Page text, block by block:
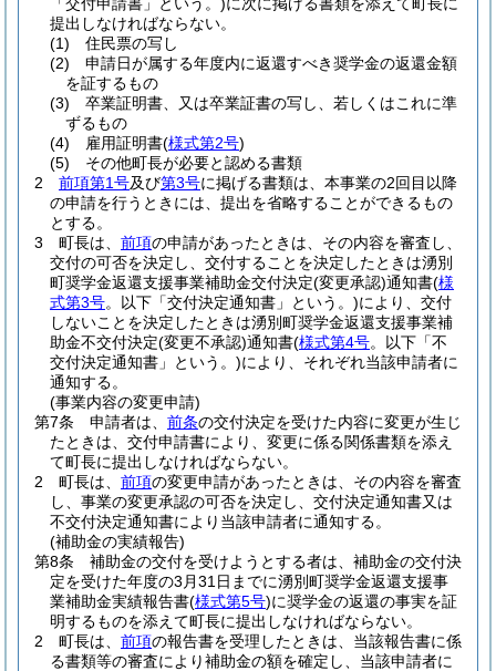
提出しなければならない。
(1)
住民票の写し
(2)
申請日が属する年度内に返還すべき奨学金の返還金額
を証するもの
(3)
卒業証明書、又は卒業証書の写し、若しくはこれに準
ずるもの
(4)
雇用証明書(様式第2号)
(5)
その他町長が必要と認める書類
2
前項第1号及び第3号に掲げる書類は、本事業の2回目以降
の申請を行うときには、提出を省略することができるもの
とする。
3
町長は、 前項の申請があったときは、その内容を審査し、
交付の可否を決定し、交付することを決定したときは湧別
町奨学金返還支援事業補助金交付決定(変更承認)通知書(様
式第3号。以下「交付決定通知書」という。)により、交付
しないことを決定したときは湧別町奨学金返還支援事業補
助金不交付決定(変更不承認)通知書(様式第4号。以下「不
交付決定通知書」という。)により、それぞれ当該申請者に
通知する。
(事業内容の変更申請)
第7条
申請者は、 前条の交付決定を受けた内容に変更が生じ
たときは、交付申請書により、変更に係る関係書類を添え
て町長に提出しなければならない。
2
町長は、 前項の変更申請があったときは、その内容を審査
し、事業の変更承認の可否を決定し、交付決定通知書又は
不交付決定通知書により当該申請者に通知する。
(補助金の実績報告)
第8条
補助金の交付を受けようとする者は、補助金の交付決
定を受けた年度の3月31日までに湧別町奨学金返還支援事
業補助金実績報告書(様式第5号)に奨学金の返還の事実を証
明するものを添えて町長に提出しなければならない。
2
町長は、 前項の報告書を受理したときは、当該報告書に係
る書類等の審査により補助金の額を確定し、当該申請者に